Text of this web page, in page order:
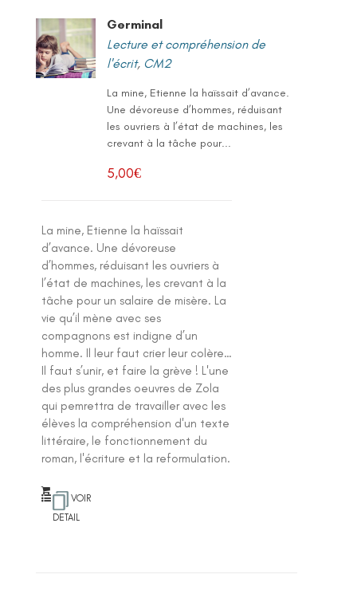
Germinal
Lecture et compréhension de
l'écrit, CM2
La mine, Etienne la haïssait d’avance.
Une dévoreuse d’hommes, réduisant
les ouvriers à l’état de machines, les
crevant à la tâche pour...
5,00€
La mine, Etienne la haïssait
d’avance. Une dévoreuse
d’hommes, réduisant les ouvriers à
l’état de machines, les crevant à la
tâche pour un salaire de misère. La
vie qu’il mène avec ses
compagnons est indigne d’un
homme. Il leur faut crier leur colère…
Il faut s’unir, et faire la grève ! L'une
des plus grandes oeuvres de Zola
qui pemrettra de travailler avec les
élèves la compréhension d'un texte
littéraire, le fonctionnement du
roman, l'écriture et la reformulation.
VOIR
DETAIL